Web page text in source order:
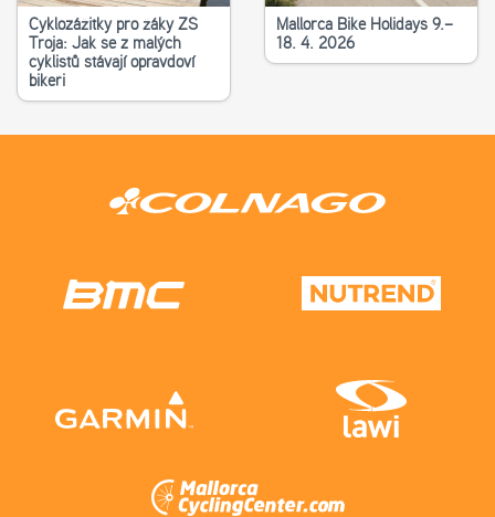
Cyklozážitky pro žáky ZŠ
Troja: Jak se z malých
cyklistů stávají opravdoví
bikeři
Mallorca Bike Holidays 9.–
18. 4. 2026